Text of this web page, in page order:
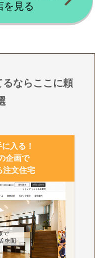
を見る
ならここに頼
入る！
企画で
注文住宅